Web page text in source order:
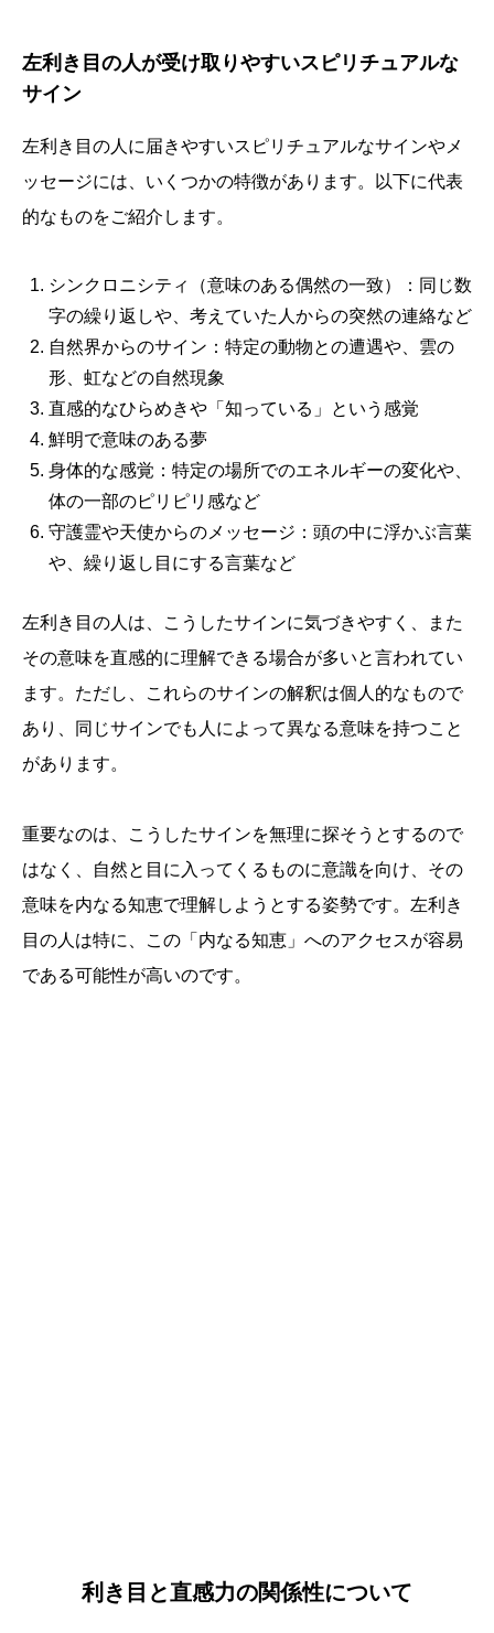
左利き目の人が受け取りやすいスピリチュアルな
サイン
左利き目の人に届きやすいスピリチュアルなサインやメ
ッセージには、いくつかの特徴があります。以下に代表
的なものをご紹介します。
シンクロニシティ（意味のある偶然の一致）：同じ数
字の繰り返しや、考えていた人からの突然の連絡など
自然界からのサイン：特定の動物との遭遇や、雲の
形、虹などの自然現象
直感的なひらめきや「知っている」という感覚
鮮明で意味のある夢
身体的な感覚：特定の場所でのエネルギーの変化や、
体の一部のピリピリ感など
守護霊や天使からのメッセージ：頭の中に浮かぶ言葉
や、繰り返し目にする言葉など
左利き目の人は、こうしたサインに気づきやすく、また
その意味を直感的に理解できる場合が多いと言われてい
ます。ただし、これらのサインの解釈は個人的なもので
あり、同じサインでも人によって異なる意味を持つこと
があります。
重要なのは、こうしたサインを無理に探そうとするので
はなく、自然と目に入ってくるものに意識を向け、その
意味を内なる知恵で理解しようとする姿勢です。左利き
目の人は特に、この「内なる知恵」へのアクセスが容易
である可能性が高いのです。
利き目と直感力の関係性について